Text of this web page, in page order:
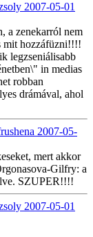
2007-05-01
a zenekarról nem
mit hozzáfüzni!!!!
legzseniálisabb
in medias
robban
drámával, ahol
2007-05-
mert akkor
Gilfry: a
SZUPER!!!!
2007-05-01